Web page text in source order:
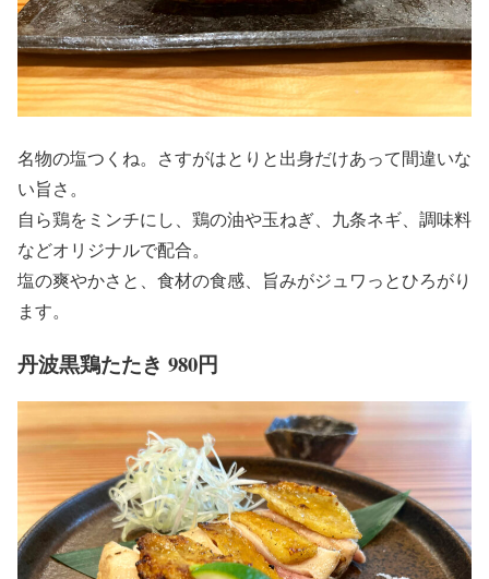
名物の塩つくね。さすがはとりと出身だけあって間違いな
い旨さ。
自ら鶏をミンチにし、鶏の油や玉ねぎ、九条ネギ、調味料
などオリジナルで配合。
塩の爽やかさと、食材の食感、旨みがジュワっとひろがり
ます。
丹波黒鶏たたき 980円